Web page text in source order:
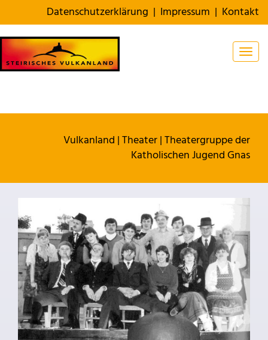
Datenschutzerklärung | Impressum | Kontakt
Vulkanland |Theater|Theatergruppe der
Katholischen Jugend Gnas